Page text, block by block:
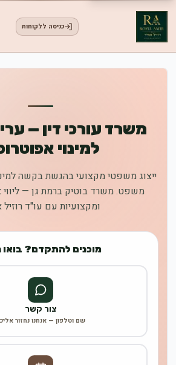
כניסה ללקוחות
משרד עורכי דין —
למינוי
ייצוג משפטי מקצועי בהגשת בקשה
משפט. משרד בוטיק ברמת גן — ליווי
ומקצועיות עם עו"ד רוזיל
מוכנים להתקדם? בואו
צור קשר
שם וטלפון — אנחנו נחזור